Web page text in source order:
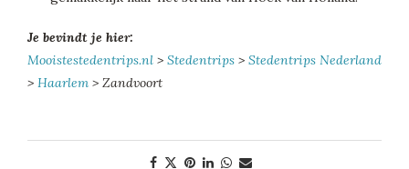
Je bevindt je hier:
Mooistestedentrips.nl > Stedentrips > Stedentrips Nederland
> Haarlem > Zandvoort